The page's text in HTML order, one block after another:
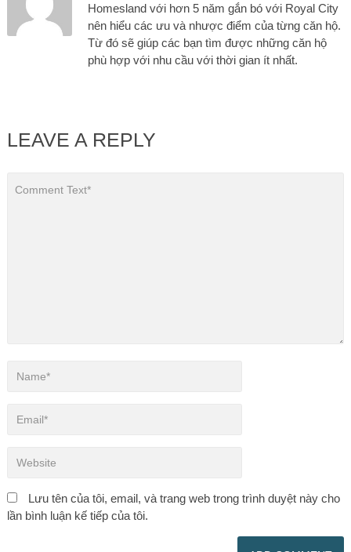
Homesland với hơn 5 năm gắn bó với Royal City
nên hiểu các ưu và nhược điểm của từng căn hộ.
Từ đó sẽ giúp các bạn tìm được những căn hộ
phù hợp với nhu cầu với thời gian ít nhất.
LEAVE A REPLY
Lưu tên của tôi, email, và trang web trong trình duyệt này cho
lần bình luận kế tiếp của tôi.